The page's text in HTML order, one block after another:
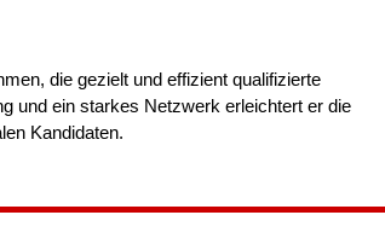
die gezielt und effizient qualifizierte
und ein starkes Netzwerk erleichtert er die
Kandidaten.